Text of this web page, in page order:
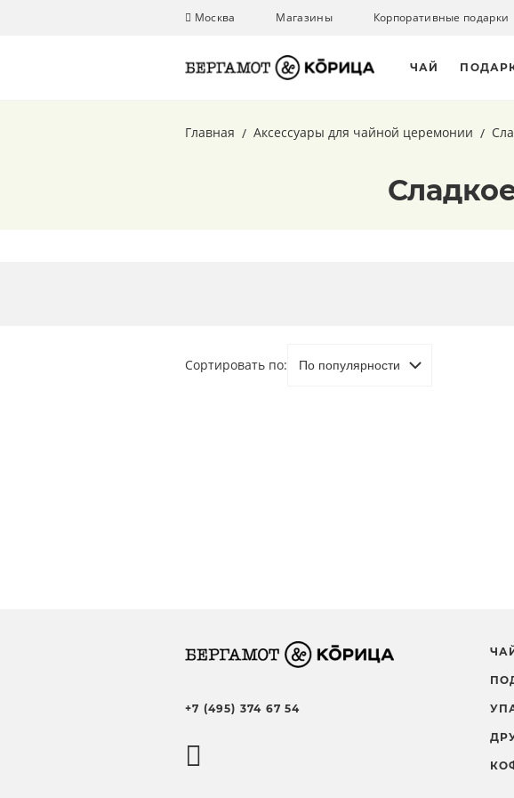
Москва Магазины Корпоративные подарки
ЧАЙ
Главная Аксессуары для чайной церемонии
Сортировать по:
+7 (495) 374 67 54